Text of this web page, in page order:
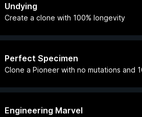
Undying
Create a clone with 100% longevity
Perfect Specimen
Clone a Pioneer with no mutations and
Engineering Marvel